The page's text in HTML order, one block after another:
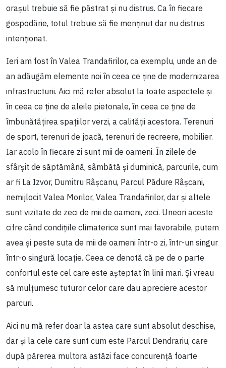
orașul trebuie să fie păstrat și nu distrus. Ca în fiecare
gospodărie, totul trebuie să fie menținut dar nu distrus
intenționat.
Ieri am fost în Valea Trandafirilor, ca exemplu, unde an de
an adăugăm elemente noi în ceea ce ține de modernizarea
infrastructurii. Aici mă refer absolut la toate aspectele și
în ceea ce ține de aleile pietonale, în ceea ce ține de
îmbunătățirea spațiilor verzi, a calității acestora. Terenuri
de sport, terenuri de joacă, terenuri de recreere, mobilier.
Iar acolo în fiecare zi sunt mii de oameni. În zilele de
sfârșit de săptămână, sâmbătă și duminică, parcurile, cum
ar fi La Izvor, Dumitru Râșcanu, Parcul Pădure Râșcani,
nemijlocit Valea Morilor, Valea Trandafirilor, dar și altele
sunt vizitate de zeci de mii de oameni, zeci. Uneori aceste
cifre când condițiile climaterice sunt mai favorabile, putem
avea și peste suta de mii de oameni într-o zi, într-un singur
într-o singură locație. Ceea ce denotă că pe de o parte
confortul este cel care este așteptat în linii mari. Și vreau
să mulțumesc tuturor celor care dau apreciere acestor
parcuri.
Aici nu mă refer doar la astea care sunt absolut deschise,
dar și la cele care sunt cum este Parcul Dendrariu, care
după părerea multora astăzi face concurență foarte